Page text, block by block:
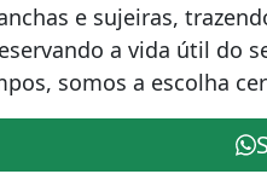
e sujeiras,
a vida útil do
somos a escolha